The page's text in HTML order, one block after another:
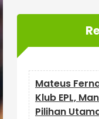
Mateus
Klub EPL,
Pilihan